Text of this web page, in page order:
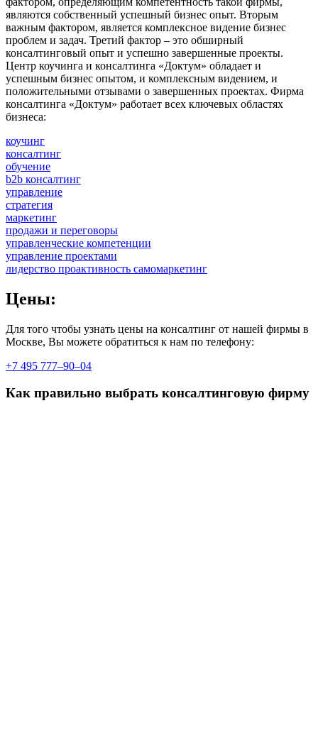
являются собственный успешный бизнес опыт. Вторым
важным фактором, является комплексное видение бизнес
проблем и задач. Третий фактор – это обширный
консалтинговый опыт и успешно завершенные проекты.
Центр коучинга и консалтинга «Доктум» обладает и
успешным бизнес опытом, и комплексным видением, и
положительными отзывами о завершенных проектах. Фирма
консалтинга «Доктум» работает всех ключевых областях
бизнеса:
коучинг
консалтинг
обучение
b2b консалтинг
управление
стратегия
маркетинг
продажи и переговоры
управленческие компетенции
управление проектами
лидерство проактивность самомаркетинг
Цены:
Для того чтобы узнать цены на консалтинг от нашей фирмы в
Москве, Вы можете обратиться к нам по телефону:
+7 495 777–90–04
Как правильно выбрать консалтинговую фирму